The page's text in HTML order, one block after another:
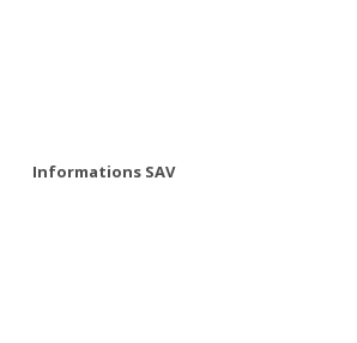
Informations SAV